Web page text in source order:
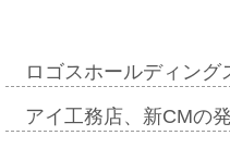
ロゴスホールディン
アイ工務店、新CMの